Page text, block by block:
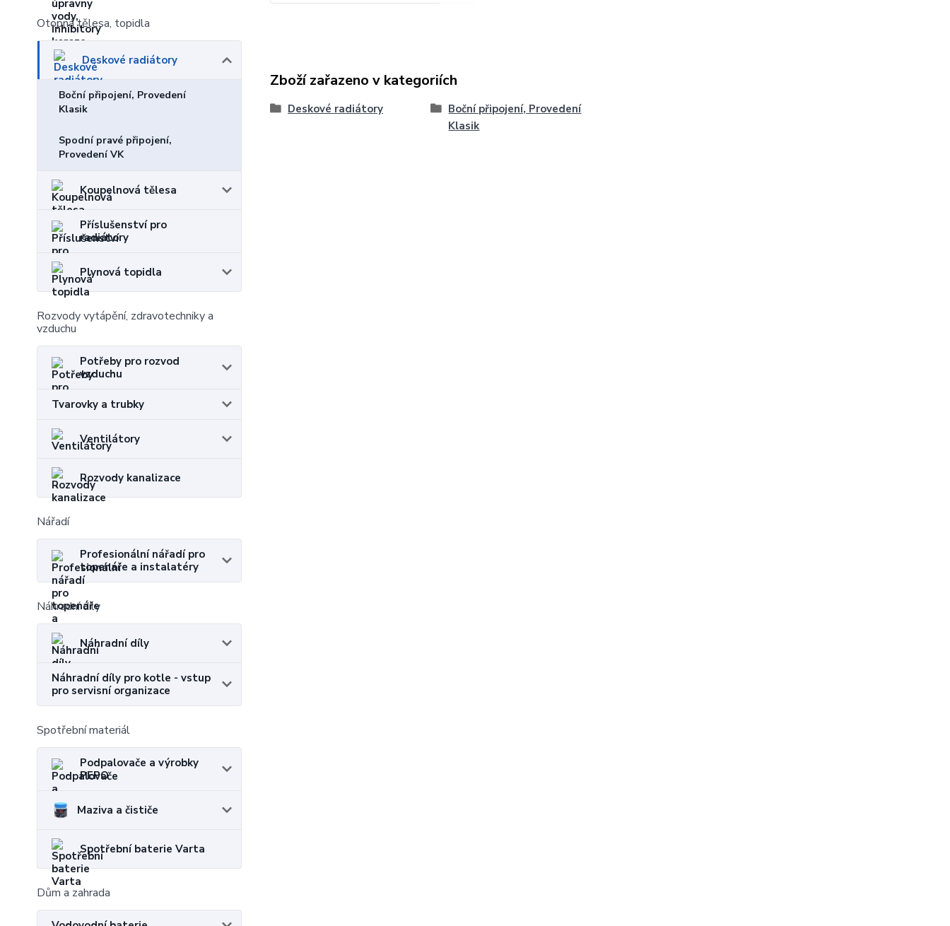
Otopná tělesa, topidla
Deskové radiátory
Boční připojení, Provedení
Klasik
Spodní pravé připojení,
Provedení VK
Koupelnová tělesa
Příslušenství pro
radiátory
Plynová topidla
Rozvody vytápění, zdravotechniky a
vzduchu
Potřeby pro rozvod
vzduchu
Tvarovky a trubky
Ventilátory
Rozvody kanalizace
Nářadí
Profesionální nářadí pro
topenáře a instalatéry
Náhradní díly
Náhradní díly
Náhradní díly pro kotle - vstup
pro servisní organizace
Spotřební materiál
Podpalovače a výrobky
PEPO
Maziva a čističe
Spotřební baterie Varta
Dům a zahrada
Zboží zařazeno v kategoriích
Deskové radiátory
Boční připojení, Provedení
Klasik